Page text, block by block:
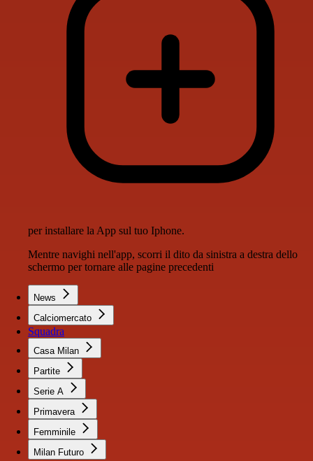
per installare la App sul tuo Iphone.
Mentre navighi nell'app, scorri il dito da sinistra a destra dello
schermo per tornare alle pagine precedenti
News
Calciomercato
Squadra
Casa Milan
Partite
Serie A
Primavera
Femminile
Milan Futuro